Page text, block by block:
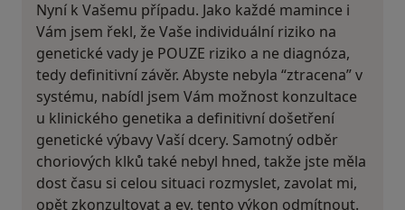
Nyní k Vašemu případu. Jako každé mamince i
Vám jsem řekl, že Vaše individuální riziko na
genetické vady je POUZE riziko a ne diagnóza,
tedy definitivní závěr. Abyste nebyla “ztracena” v
systému, nabídl jsem Vám možnost konzultace
u klinického genetika a definitivní došetření
genetické výbavy Vaší dcery. Samotný odběr
choriových klků také nebyl hned, takže jste měla
dost času si celou situaci rozmyslet, zavolat mi,
opět zkonzultovat a ev. tento výkon odmítnout.